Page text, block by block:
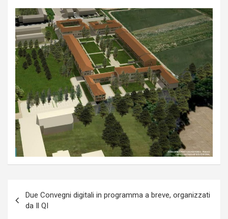
articoli
Due Convegni digitali in programma a breve, organizzati
da Il QI